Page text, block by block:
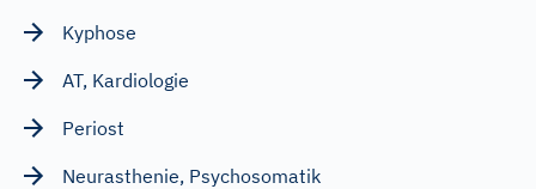
Kyphose
AT, Kardiologie
Periost
Neurasthenie, Psychosomatik